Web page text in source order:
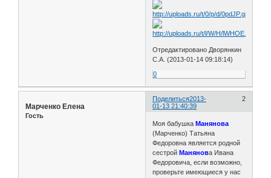
Отредактировано Дворянкин
С.А. (2013-01-14 09:18:14)
0
Поделиться 2
2013-
01-13 21:40:39
Марченко Елена
Гость
Моя бабушка Манянова
(Марченко) Татьяна
Федоровна является родной
сестрой Манянова Ивана
Федоровича, если возможно,
проверьте имеющиеся у нас